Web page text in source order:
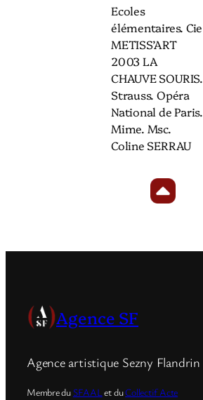
Ecoles
élémentaires. Cie
METISS’ART
2003 LA
CHAUVE SOURIS.
Strauss. Opéra
National de Paris.
Mime. Msc.
Coline SERRAU
Agence SF
Agence artistique Sezny Flandrin
Membre du SFAALet duCollectif Acte